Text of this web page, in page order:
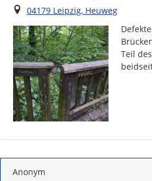
Ort
04179 Leipzig, Heuweg
Teil
Anonym